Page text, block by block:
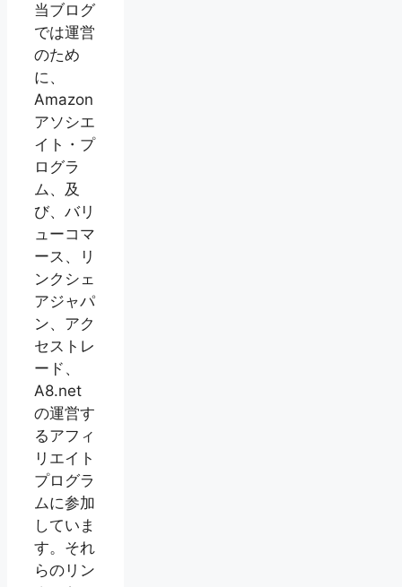
当ブログ
では運営
のため
に、
Amazon
アソシエ
イト・プ
ログラ
ム、及
び、バリ
ューコマ
ース、リ
ンクシェ
アジャパ
ン、アク
セストレ
ード、
A8.net
の運営す
るアフィ
リエイト
プログラ
ムに参加
していま
す。それ
らのリン